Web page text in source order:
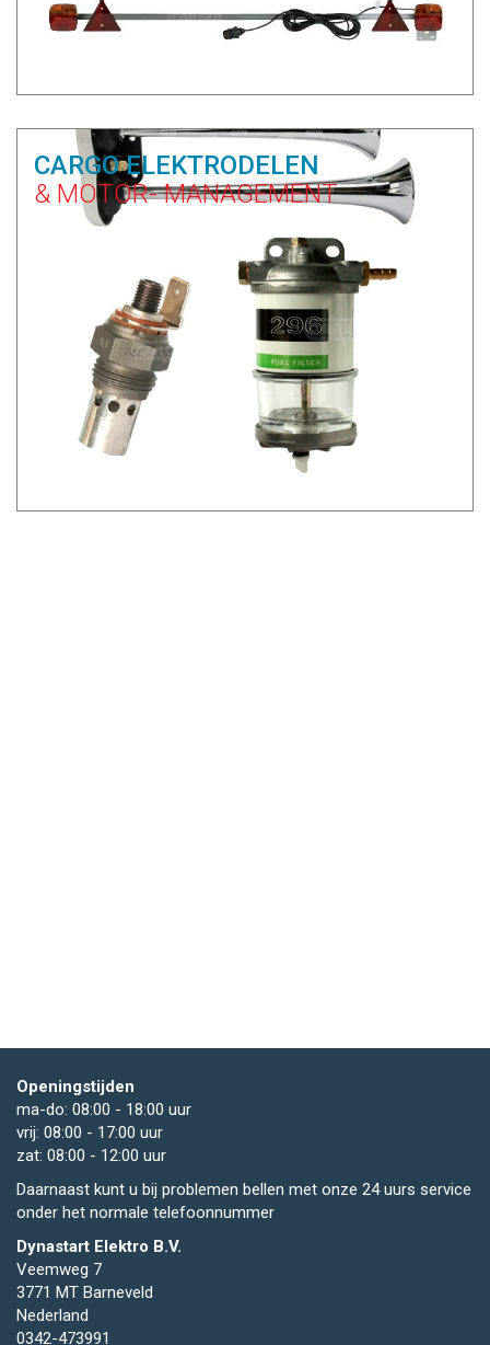
CARGO ELEKTRODELEN
& MOTOR- MANAGEMENT
Openingstijden
ma-do: 08:00 - 18:00 uur
vrij: 08:00 - 17:00 uur
zat: 08:00 - 12:00 uur
Daarnaast kunt u bij problemen bellen met onze 24 uurs service
onder het normale telefoonnummer
Dynastart Elektro B.V.
Veemweg 7
3771 MT Barneveld
Nederland
0342-473991